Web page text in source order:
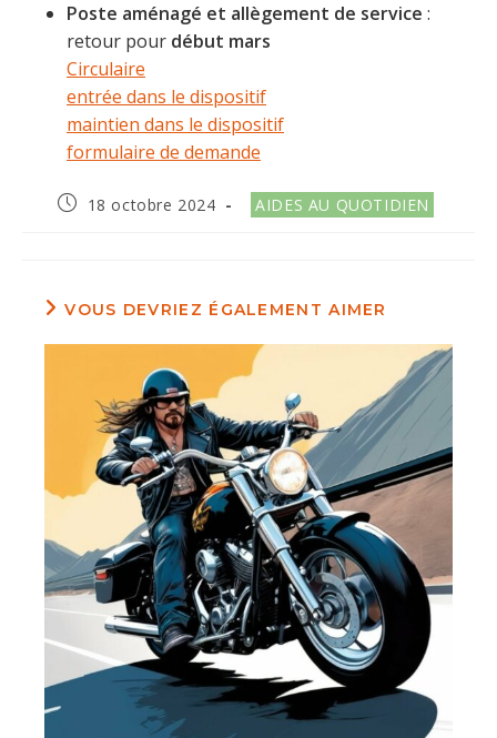
Poste aménagé et allègement de service :
retour pour début mars
Circulaire
entrée dans le dispositif
maintien dans le dispositif
formulaire de demande
Publication
18 octobre 2024
Post
category:
AIDES AU QUOTIDIEN
VOUS DEVRIEZ ÉGALEMENT AIMER